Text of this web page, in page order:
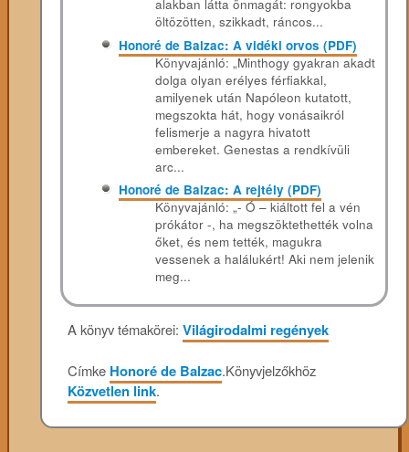
alakban látta önmagát: rongyokba
öltözötten, szikkadt, ráncos...
Honoré de Balzac: A vidéki orvos (PDF)
Könyvajánló: „Minthogy gyakran akadt
dolga olyan erélyes férfiakkal,
amilyenek után Napóleon kutatott,
megszokta hát, hogy vonásaikról
felismerje a nagyra hivatott
embereket. Genestas a rendkívüli
arc...
Honoré de Balzac: A rejtély (PDF)
Könyvajánló: „- Ó – kiáltott fel a vén
prókátor -, ha megszöktethették volna
őket, és nem tették, magukra
vessenek a halálukért! Aki nem jelenik
meg...
A könyv témakörei:Világirodalmi regények
Címke Honoré de Balzac.Könyvjelzőkhöz
Közvetlen link.